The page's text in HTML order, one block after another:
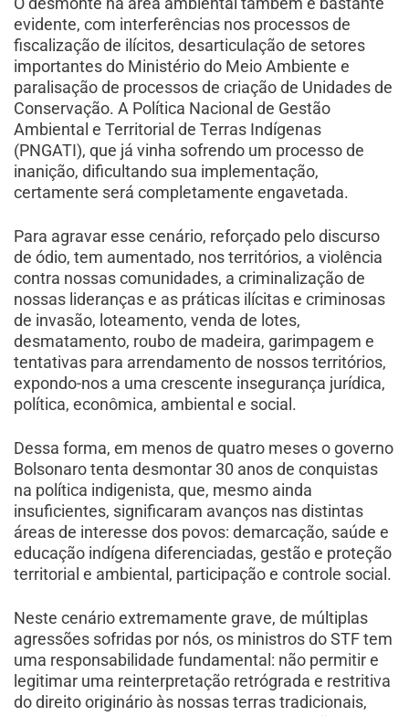
evidente, com interferências nos processos de
fiscalização de ilícitos, desarticulação de setores
importantes do Ministério do Meio Ambiente e
paralisação de processos de criação de Unidades de
Conservação. A Política Nacional de Gestão
Ambiental e Territorial de Terras Indígenas
(PNGATI), que já vinha sofrendo um processo de
inanição, dificultando sua implementação,
certamente será completamente engavetada.
Para agravar esse cenário, reforçado pelo discurso
de ódio, tem aumentado, nos territórios, a violência
contra nossas comunidades, a criminalização de
nossas lideranças e as práticas ilícitas e criminosas
de invasão, loteamento, venda de lotes,
desmatamento, roubo de madeira, garimpagem e
tentativas para arrendamento de nossos territórios,
expondo-nos a uma crescente insegurança jurídica,
política, econômica, ambiental e social.
Dessa forma, em menos de quatro meses o governo
Bolsonaro tenta desmontar 30 anos de conquistas
na política indigenista, que, mesmo ainda
insuficientes, significaram avanços nas distintas
áreas de interesse dos povos: demarcação, saúde e
educação indígena diferenciadas, gestão e proteção
territorial e ambiental, participação e controle social.
Neste cenário extremamente grave, de múltiplas
agressões sofridas por nós, os ministros do STF tem
uma responsabilidade fundamental: não permitir e
legitimar uma reinterpretação retrógrada e restritiva
do direito originário às nossas terras tradicionais,